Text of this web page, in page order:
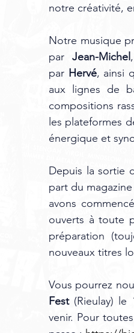
notre créativité,
Notre musique
par Jean-Michel
par Hervé, ainsi
aux lignes de
compositions
les plateformes
énergique et
Depuis la sortie
part du magazine
avons
ouverts à toute
préparation
nouveaux titres
Vous pourrez
Fest (Rieulay) le
venir. Pour